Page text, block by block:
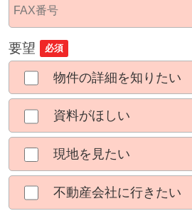
要望 必須
物件の詳細を知りたい
資料がほしい
現地を見たい
不動産会社に行きたい